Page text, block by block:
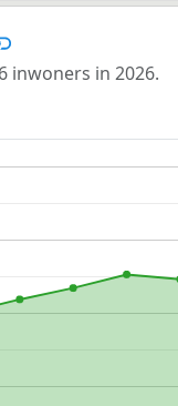
inwoners in 2026.